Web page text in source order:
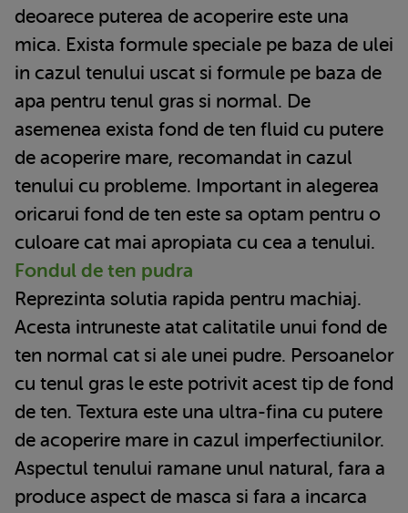
deoarece puterea de acoperire este una
mica. Exista formule speciale pe baza de ulei
in cazul tenului uscat si formule pe baza de
apa pentru tenul gras si normal. De
asemenea exista fond de ten fluid cu putere
de acoperire mare, recomandat in cazul
tenului cu probleme. Important in alegerea
oricarui fond de ten este sa optam pentru o
culoare cat mai apropiata cu cea a tenului.
Fondul de ten pudra
Reprezinta solutia rapida pentru machiaj.
Acesta intruneste atat calitatile unui fond de
ten normal cat si ale unei pudre. Persoanelor
cu tenul gras le este potrivit acest tip de fond
de ten. Textura este una ultra-fina cu putere
de acoperire mare in cazul imperfectiunilor.
Aspectul tenului ramane unul natural, fara a
produce aspect de masca si fara a incarca